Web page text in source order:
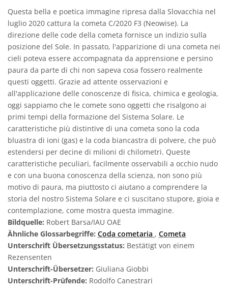
Questa bella e poetica immagine ripresa dalla Slovacchia nel
luglio 2020 cattura la cometa C/2020 F3 (Neowise). La
direzione delle code della cometa fornisce un indizio sulla
posizione del Sole. In passato, l'apparizione di una cometa nei
cieli poteva essere accompagnata da apprensione e persino
paura da parte di chi non sapeva cosa fossero realmente
questi oggetti. Grazie ad attente osservazioni e
all'applicazione delle conoscenze di fisica, chimica e geologia,
oggi sappiamo che le comete sono oggetti che risalgono ai
primi tempi della formazione del Sistema Solare. Le
caratteristiche più distintive di una cometa sono la coda
bluastra di ioni (gas) e la coda biancastra di polvere, che può
estendersi per decine di milioni di chilometri. Queste
caratteristiche peculiari, facilmente osservabili a occhio nudo
e con una buona conoscenza della scienza, non sono più
motivo di paura, ma piuttosto ci aiutano a comprendere la
storia del nostro Sistema Solare e ci suscitano stupore, gioia e
contemplazione, come mostra questa immagine.
Bildquelle: Robert Barsa/IAU OAE
Ähnliche Glossarbegriffe: Coda cometaria , Cometa
Unterschrift Übersetzungsstatus: Bestätigt von einem
Rezensenten
Unterschrift-Übersetzer: Giuliana Giobbi
Unterschrift-Prüfende: Rodolfo Canestrari